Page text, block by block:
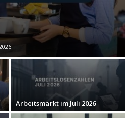
Arbeitsmarkt im Juli 2026